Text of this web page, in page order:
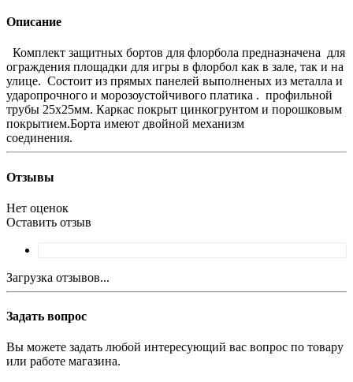
Описание
Комплект защитных бортов для флорбола предназначена для
ограждения площадки для игры в флорбол как в зале, так и на
улице. Состоит из прямых панелей выполненых из металла и
ударопрочного и морозоустойчивого платика . профильной
трубы 25х25мм. Каркас покрыт цинкогрунтом и порошковым
покрытием.Борта имеют двойной механизм
соединения.
Отзывы
Нет оценок
Оставить отзыв
Загрузка отзывов...
Задать вопрос
Вы можете задать любой интересующий вас вопрос по товару
или работе магазина.